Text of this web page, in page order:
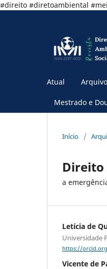
#direito #diretoambiental
Atual
Mestrado e
Início /
Direito
a
Letícia de
Universidade
https://
Vicente de